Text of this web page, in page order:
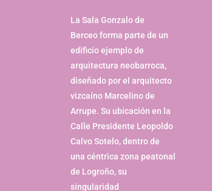
La Sala Gonzalo de
Berceo forma parte de un
edificio ejemplo de
arquitectura neobarroca,
diseñado por el arquitecto
vizcaíno Marcelino de
Arrupe. Su ubicación en la
Calle Presidente Leopoldo
Calvo Sotelo, dentro de
una céntrica zona peatonal
de Logroño, su
singularidad